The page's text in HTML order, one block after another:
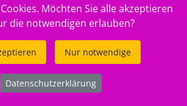
des Schweizer Portalswww.sciences-
Bibliothek Werner Oechslin
Möchten Sie alle akzeptieren
die notwendigen erlauben?
Nur notwendige
Datenschutzerklärung